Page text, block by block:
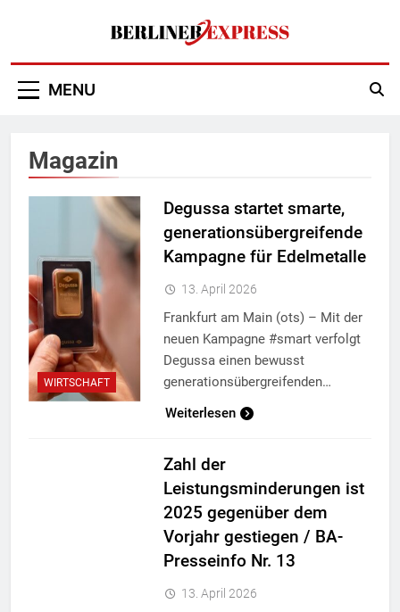
Berliner Express
MENU
Magazin
WIRTSCHAFT
Degussa startet smarte,
generationsübergreifende
Kampagne für Edelmetalle
13. April 2026
Frankfurt am Main (ots) – Mit der
neuen Kampagne #smart verfolgt
Degussa einen bewusst
generationsübergreifenden…
Weiterlesen
Zahl der
Leistungsminderungen ist
2025 gegenüber dem
Vorjahr gestiegen / BA-
Presseinfo Nr. 13
13. April 2026